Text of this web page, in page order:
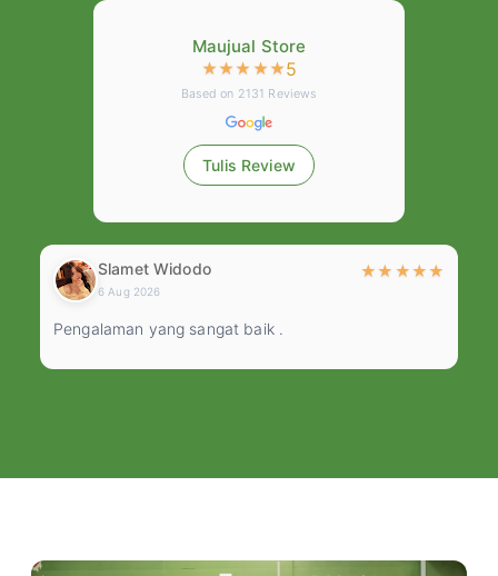
Maujual Store
★★★ ★★5
Based on 2131 Reviews
Tulis Review
Slamet Widodo
6 Aug 2026
★★ ★★★
Pengalaman yang sangat baik .